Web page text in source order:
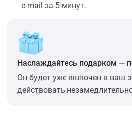
e-mail за 5 минут.
Наслаждайтесь подарком —
Он будет уже включен в ваш
действовать